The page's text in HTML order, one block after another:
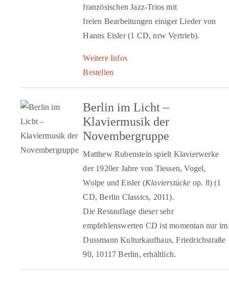
französischen Jazz-Trios mit
freien Bearbeitungen einiger Lieder von
Hanns Eisler (1 CD, nrw Vertrieb).
Weitere Infos
Bestellen
Berlin im Licht –
Klaviermusik der
Novembergruppe
Matthew Rubenstein spielt Klavierwerke
der 1920er Jahre von Tiessen, Vogel,
Wolpe und Eisler (Klavierstücke op. 8) (1
CD, Berlin Classics, 2011).
Die Restauflage dieser sehr
empfehlenswerten CD ist momentan nur im
Dussmann Kulturkaufhaus, Friedrichstraße
90, 10117 Berlin, erhältlich.